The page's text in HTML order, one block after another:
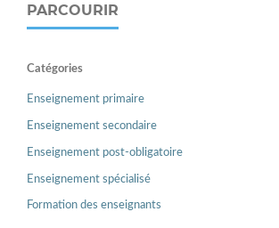
PARCOURIR
Catégories
Enseignement primaire
Enseignement secondaire
Enseignement post-obligatoire
Enseignement spécialisé
Formation des enseignants